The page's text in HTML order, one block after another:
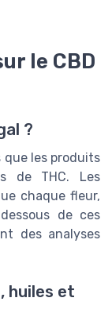
le CBD
?
que les produits
de THC. Les
chaque fleur,
de ces
des analyses
huiles et